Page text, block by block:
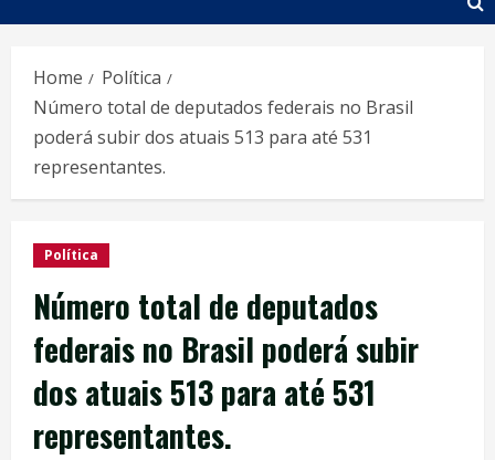
Home
Política
Número total de deputados federais no Brasil
poderá subir dos atuais 513 para até 531
representantes.
Política
Número total de deputados
federais no Brasil poderá subir
dos atuais 513 para até 531
representantes.